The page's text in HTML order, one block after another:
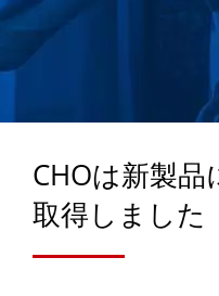
センチュ
シー
ー|
SEALS
CHOは新製
取得しました